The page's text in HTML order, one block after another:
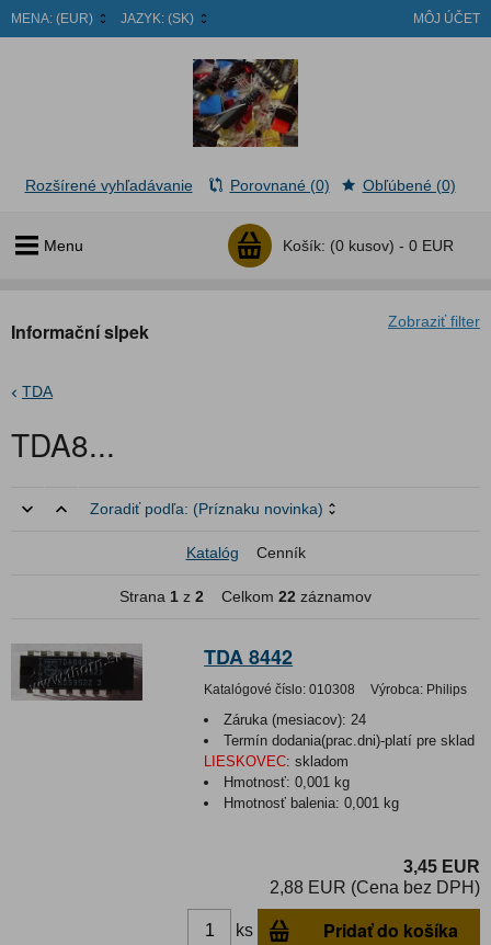
MENA: (EUR) JAZYK: (SK) MÔJ ÚČET
Menu Košík: (0 kusov) - 0 EUR
Rozšírené vyhľadávanie Porovnané (0) Obľúbené (0)
Zobraziť filter
Informační slpek
TDA
TDA8...
Zoradiť podľa: (Príznaku novinka)
Katalóg Cenník
Strana 1 z 2 Celkom 22 záznamov
TDA 8442
Katalógové číslo: 010308 Výrobca: Philips
Záruka (mesiacov): 24
Termín dodania(prac.dni)-platí pre sklad
LIESKOVEC: skladom
Hmotnosť:0,001 kg
Hmotnosť balenia:0,001 kg
3,45 EUR
2,88 EUR (Cena bez DPH)
ks Pridať do košíka